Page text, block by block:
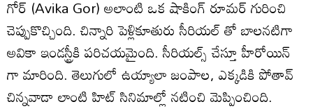
గోర్ (Avika Gor) అలాంటి ఒక షాకింగ్ రూమర్ గురించి
చెప్పుకొచ్చింది. చిన్నారి పెళ్లికూతురు సీరియల్ తో బాలనటిగా
అవికా ఇండస్ట్రీకి పరిచయమైంది. సీరియల్స్ చేస్తూ హీరోయిన్
గా మారింది. తెలుగులో ఉయ్యాలా జంపాల, ఎక్కడికి పోతావ్
చిన్నవాడా లాంటి హిట్ సినిమాల్లో నటించి మెప్పించింది.